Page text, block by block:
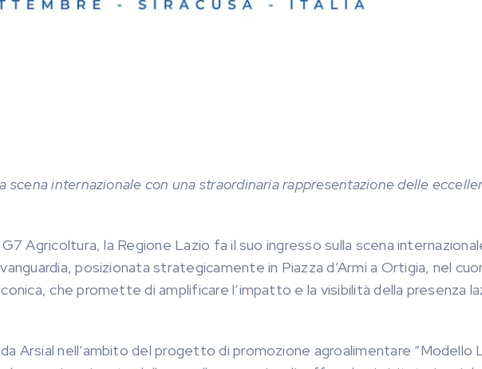
scena internazionale con una straordinaria rappresentazione delle
Agricoltura, la Regione Lazio fa il suo ingresso sulla scena
posizionata strategicamente in Piazza d’Armi a Ortigia, nel
che promette di amplificare l’impatto e la visibilità della presenza
Arsial nell’ambito del progetto di promozione agroalimentare “Modello